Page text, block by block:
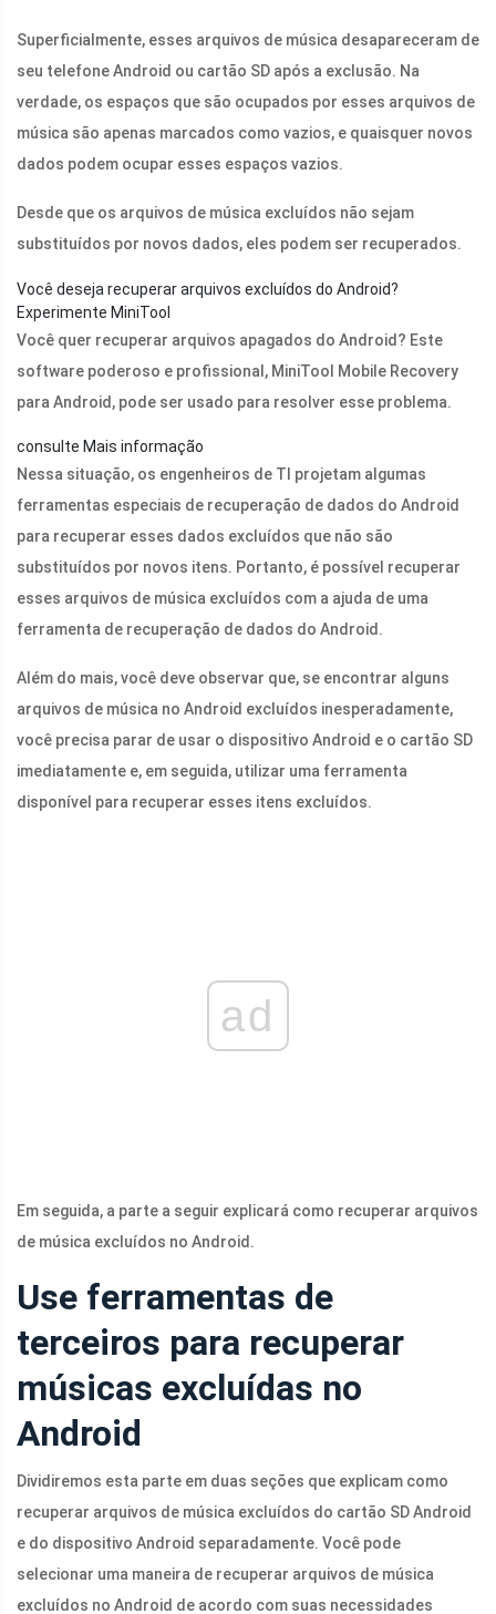
Superficialmente, esses arquivos de música desapareceram de
seu telefone Android ou cartão SD após a exclusão. Na
verdade, os espaços que são ocupados por esses arquivos de
música são apenas marcados como vazios, e quaisquer novos
dados podem ocupar esses espaços vazios.
Desde que os arquivos de música excluídos não sejam
substituídos por novos dados, eles podem ser recuperados.
Você deseja recuperar arquivos excluídos do Android?
Experimente MiniTool
Você quer recuperar arquivos apagados do Android? Este
software poderoso e profissional, MiniTool Mobile Recovery
para Android, pode ser usado para resolver esse problema.
consulte Mais informação
Nessa situação, os engenheiros de TI projetam algumas
ferramentas especiais de recuperação de dados do Android
para recuperar esses dados excluídos que não são
substituídos por novos itens. Portanto, é possível recuperar
esses arquivos de música excluídos com a ajuda de uma
ferramenta de recuperação de dados do Android.
Além do mais, você deve observar que, se encontrar alguns
arquivos de música no Android excluídos inesperadamente,
você precisa parar de usar o dispositivo Android e o cartão SD
imediatamente e, em seguida, utilizar uma ferramenta
disponível para recuperar esses itens excluídos.
ad
Em seguida, a parte a seguir explicará como recuperar arquivos
de música excluídos no Android.
Use ferramentas de
terceiros para recuperar
músicas excluídas no
Android
Dividiremos esta parte em duas seções que explicam como
recuperar arquivos de música excluídos do cartão SD Android
e do dispositivo Android separadamente. Você pode
selecionar uma maneira de recuperar arquivos de música
excluídos no Android de acordo com suas necessidades